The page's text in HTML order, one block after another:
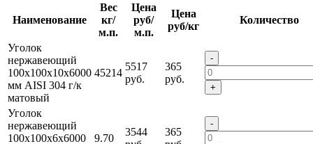
Наименование
Вес
кг/
м.п.
Цена
руб/
м.п.
Цена
руб/кг
Количество
Уголок
нержавеющий
100х100х10х6000
мм AISI 304 г/к
матовый
45214
5517
руб.
365
руб.
-
+
Уголок
нержавеющий
100х100х6х6000
9.70
3544
365
-